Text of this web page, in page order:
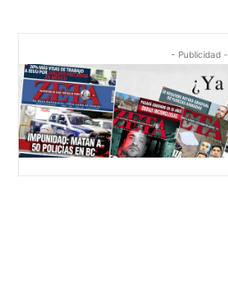
- Publicidad -